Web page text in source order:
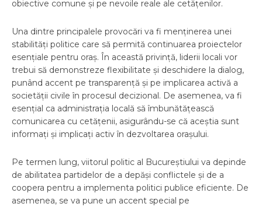
obiective comune și pe nevoile reale ale cetățenilor.
Una dintre principalele provocări va fi menținerea unei
stabilități politice care să permită continuarea proiectelor
esențiale pentru oraș. În această privință, liderii locali vor
trebui să demonstreze flexibilitate și deschidere la dialog,
punând accent pe transparență și pe implicarea activă a
societății civile în procesul decizional. De asemenea, va fi
esențial ca administrația locală să îmbunătățească
comunicarea cu cetățenii, asigurându-se că aceștia sunt
informați și implicați activ în dezvoltarea orașului.
Pe termen lung, viitorul politic al Bucureștiului va depinde
de abilitatea partidelor de a depăși conflictele și de a
coopera pentru a implementa politici publice eficiente. De
asemenea, se va pune un accent special pe